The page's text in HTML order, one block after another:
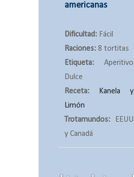
americanas
Dificultad:Fácil
Raciones: 8 tortitas
Etiqueta: Aperitivo
Dulce
Receta: Kanela y
Limón
Trotamundos: EEUU
y Canadá